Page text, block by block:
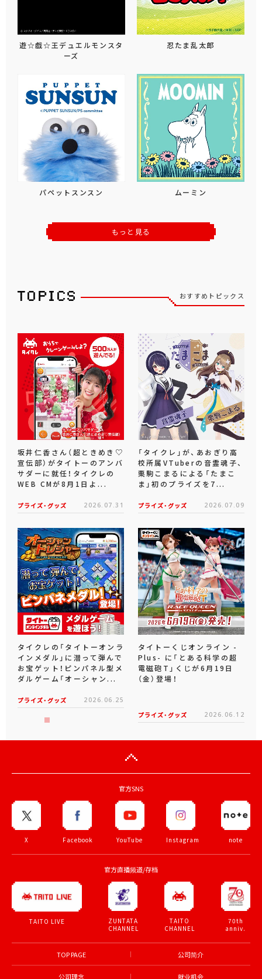
遊☆戯☆王デュエルモンスタ
ーズ
忍たま乱太郎
パペットスンスン ムーミン
もっと見る
おすすめトピックス
坂井仁香さん（超ときめき♡
宣伝部）がタイトーのアンバ
サダーに就任！タイクレの
WEB CMが8月1日よ...
プライズ・グッズ 2026.07.31
「タイクレ」が、あおぎり高
校所属VTuberの音霊魂子、
栗駒こまるによる「たまこ
ま」初のプライズを7...
プライズ・グッズ 2026.07.09
タイクレの「タイトーオンラ
インメダル」に潜って弾んで
お宝ゲット！ピンパネル型メ
ダルゲーム「オーシャン...
プライズ・グッズ 2026.06.25
タイトーくじオンライン -
Plus- に「とある科学の超
電磁砲T」くじが6月19日
（金）登場！
プライズ・グッズ 2026.06.12
官方SNS
X Facebook YouTube Instagram note
官方直播频道/存档
TAITO LIVE
ZUNTATA
CHANNEL
TAITO
CHANNEL
70th
anniv.
TOP PAGE 公司简介